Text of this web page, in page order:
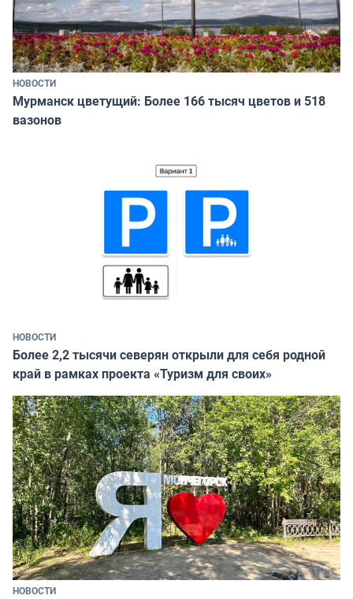
НОВОСТИ
Мурманск цветущий: Более 166 тысяч цветов и 518
вазонов
НОВОСТИ
Более 2,2 тысячи северян открыли для себя родной
край в рамках проекта «Туризм для своих»
НОВОСТИ